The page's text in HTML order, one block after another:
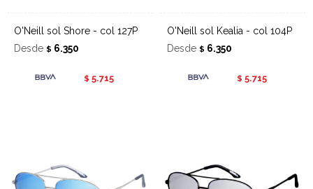
O'Neill sol Shore - col 127P
Desde $ 6.350
$ 5.715
O'Neill sol Kealia - col 104P
Desde $ 6.350
$ 5.715